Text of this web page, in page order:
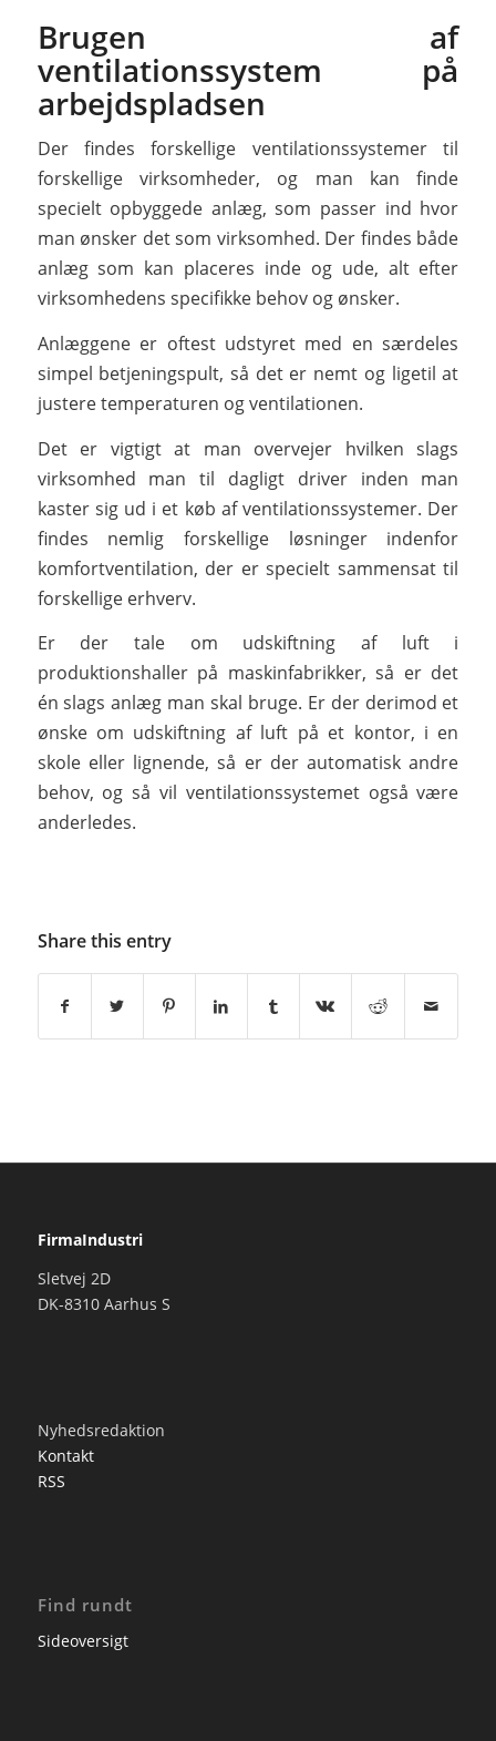
Brugen af
ventilationssystem på
arbejdspladsen
Der findes forskellige ventilationssystemer til
forskellige virksomheder, og man kan finde
specielt opbyggede anlæg, som passer ind hvor
man ønsker det som virksomhed. Der findes både
anlæg som kan placeres inde og ude, alt efter
virksomhedens specifikke behov og ønsker.
Anlæggene er oftest udstyret med en særdeles
simpel betjeningspult, så det er nemt og ligetil at
justere temperaturen og ventilationen.
Det er vigtigt at man overvejer hvilken slags
virksomhed man til dagligt driver inden man
kaster sig ud i et køb af ventilationssystemer. Der
findes nemlig forskellige løsninger indenfor
komfortventilation, der er specielt sammensat til
forskellige erhverv.
Er der tale om udskiftning af luft i
produktionshaller på maskinfabrikker, så er det
én slags anlæg man skal bruge. Er der derimod et
ønske om udskiftning af luft på et kontor, i en
skole eller lignende, så er der automatisk andre
behov, og så vil ventilationssystemet også være
anderledes.
Share this entry
FirmaIndustri
Sletvej 2D
DK-8310 Aarhus S
Nyhedsredaktion
Kontakt
RSS
Find rundt
Sideoversigt